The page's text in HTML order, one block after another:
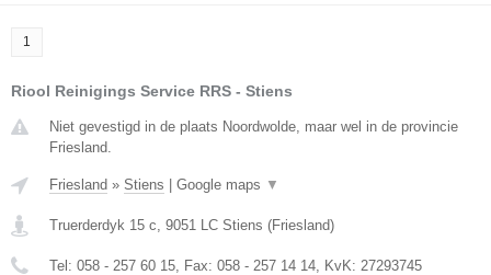
1
Riool Reinigings Service RRS - Stiens
Niet gevestigd in de plaats Noordwolde, maar wel in de provincie
Friesland.
Friesland » Stiens Google maps ▼
Truerderdyk 15 c, 9051 LC Stiens (Friesland)
Tel: 058 - 257 60 15, Fax: 058 - 257 14 14, KvK: 27293745